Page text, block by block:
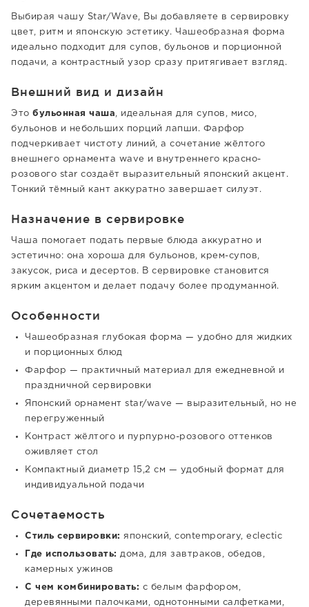
Выбирая чашу Star/Wave, Вы добавляете в сервировку
цвет, ритм и японскую эстетику. Чашеобразная форма
идеально подходит для супов, бульонов и порционной
подачи, а контрастный узор сразу притягивает взгляд.
Внешний вид и дизайн
Это бульонная чаша , идеальная для супов, мисо,
бульонов и небольших порций лапши. Фарфор
подчеркивает чистоту линий, а сочетание жёлтого
внешнего орнамента wave и внутреннего красно-
розового star создаёт выразительный японский акцент.
Тонкий тёмный кант аккуратно завершает силуэт.
Назначение в сервировке
Чаша помогает подать первые блюда аккуратно и
эстетично: она хороша для бульонов, крем-супов,
закусок, риса и десертов. В сервировке становится
ярким акцентом и делает подачу более продуманной.
Особенности
Чашеобразная глубокая форма — удобно для жидких
и порционных блюд
Фарфор — практичный материал для ежедневной и
праздничной сервировки
Японский орнамент star/wave — выразительный, но не
перегруженный
Контраст жёлтого и пурпурно-розового оттенков
оживляет стол
Компактный диаметр 15,2 см — удобный формат для
индивидуальной подачи
Сочетаемость
Стиль сервировки: японский, contemporary, eclectic
Где использовать:
дома, для завтраков, обедов,
камерных ужинов
С чем комбинировать: с белым фарфором,
деревянными палочками, однотонными салфетками,